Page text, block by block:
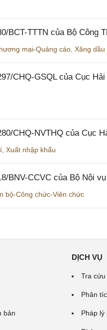
BCT-TTTN của Bộ Công
mại-Quảng cáo Xăng dầu
CHQ-GSQL của Cục
CHQ-NVTHQ của Cục
Xuất nhập khẩu
BNV-CCVC của Bộ Nội
bộ-Công chức-Viên chức
bản
DỊCH VỤ
Tra cứu
Phân
Pháp lý